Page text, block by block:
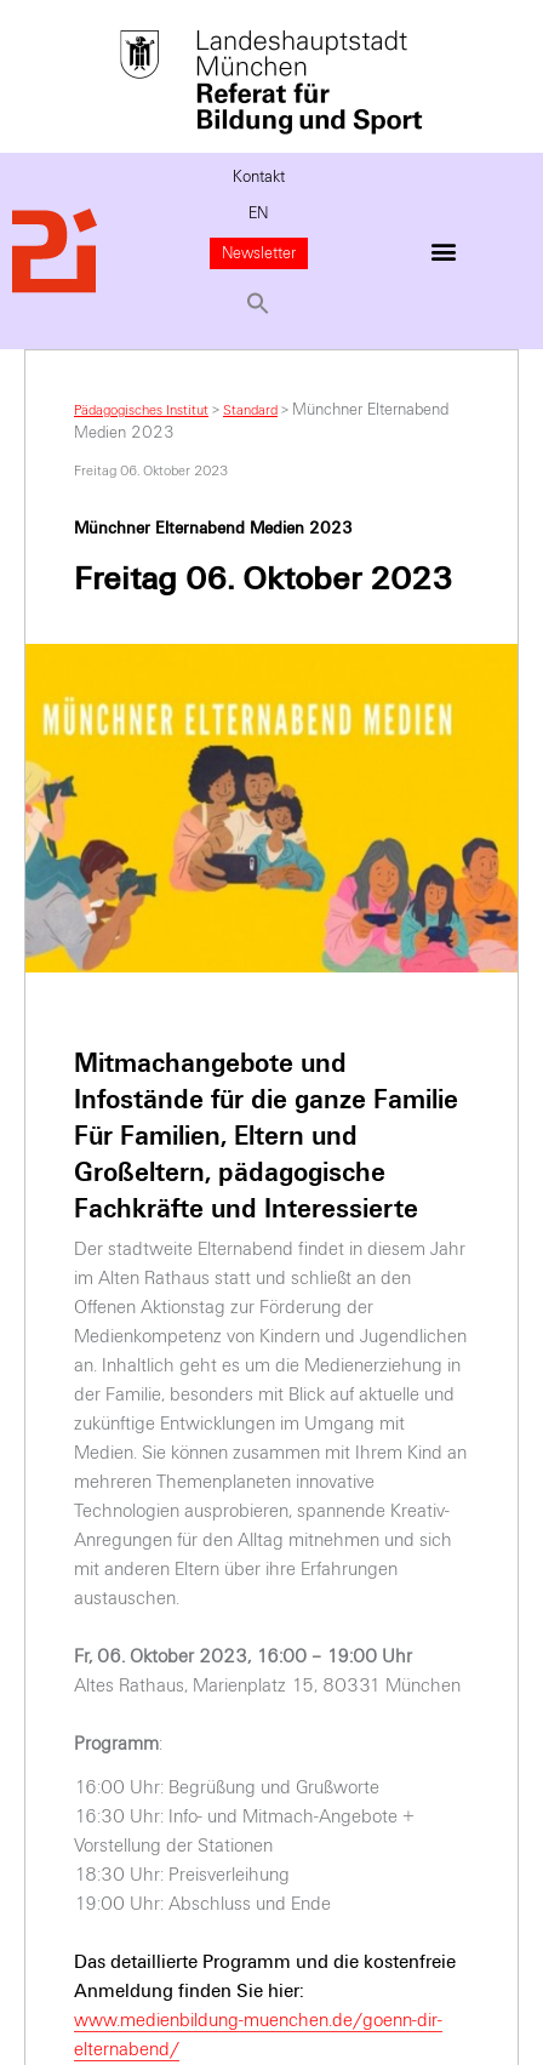
Kontakt
EN
Newsletter
Pädagogisches Institut > Standard > Münchner Elternabend
Medien 2023
Freitag 06. Oktober 2023
Münchner Elternabend Medien 2023
Freitag 06. Oktober 2023
Mitmachangebote und
Infostände für die ganze Familie
Für Familien, Eltern und
Großeltern, pädagogische
Fachkräfte und Interessierte
Der stadtweite Elternabend findet in diesem Jahr
im Alten Rathaus statt und schließt an den
Offenen Aktionstag zur Förderung der
Medienkompetenz von Kindern und Jugendlichen
an. Inhaltlich geht es um die Medienerziehung in
der Familie, besonders mit Blick auf aktuelle und
zukünftige Entwicklungen im Umgang mit
Medien. Sie können zusammen mit Ihrem Kind an
mehreren Themenplaneten innovative
Technologien ausprobieren, spannende Kreativ-
Anregungen für den Alltag mitnehmen und sich
mit anderen Eltern über ihre Erfahrungen
austauschen.
Fr, 06. Oktober 2023, 16:00 – 19:00 Uhr
Altes Rathaus, Marienplatz 15, 80331 München
Programm:
16:00 Uhr: Begrüßung und Grußworte
16:30 Uhr: Info- und Mitmach-Angebote +
Vorstellung der Stationen
18:30 Uhr: Preisverleihung
19:00 Uhr: Abschluss und Ende
Das detaillierte Programm und die kostenfreie
Anmeldung finden Sie hier:
www.medienbildung-muenchen.de/goenn-dir-
elternabend/